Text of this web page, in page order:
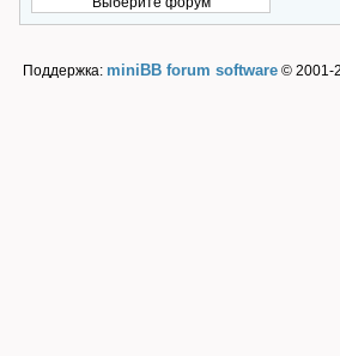
Поддержка: miniBB forum software © 2001-